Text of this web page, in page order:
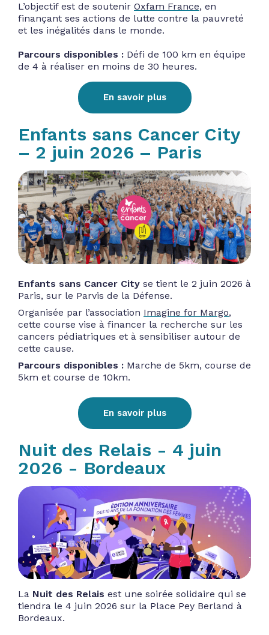
L’objectif est de soutenir Oxfam France, en
finançant ses actions de lutte contre la pauvreté
et les inégalités dans le monde.
Parcours disponibles : Défi de 100 km en équipe
de 4 à réaliser en moins de 30 heures.
En savoir plus
Enfants sans Cancer City
– 2 juin 2026 – Paris
Enfants sans Cancer City se tient le 2 juin 2026 à
Paris, sur le Parvis de la Défense.
Organisée par l’association Imagine for Margo,
cette course vise à financer la recherche sur les
cancers pédiatriques et à sensibiliser autour de
cette cause.
Parcours disponibles : Marche de 5km, course de
5km et course de 10km.
En savoir plus
Nuit des Relais - 4 juin
2026 - Bordeaux
La Nuit des Relais est une soirée solidaire qui se
tiendra le 4 juin 2026 sur la Place Pey Berland à
Bordeaux.